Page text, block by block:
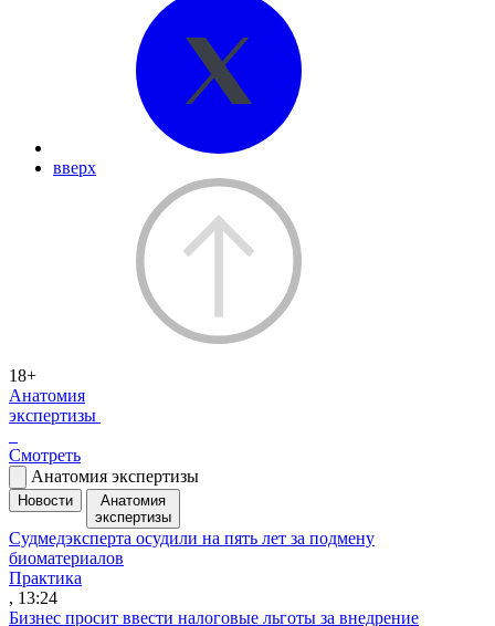
вверх
18+
Анатомия
экспертизы
Смотреть
Анатомия экспертизы
Новости
Анатомия
экспертизы
Судмедэксперта осудили на пять лет за подмену
биоматериалов
Практика
, 13:24
Бизнес просит ввести налоговые льготы за внедрение